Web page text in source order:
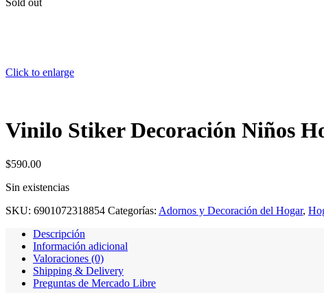
Sold out
Click to enlarge
Vinilo Stiker Decoración Niños
$590.00
Sin existencias
SKU: 6901072318854 Categorías: Adornos y Decoración del Hogar,
Descripción
Información adicional
Valoraciones (0)
Shipping & Delivery
Preguntas de Mercado Libre